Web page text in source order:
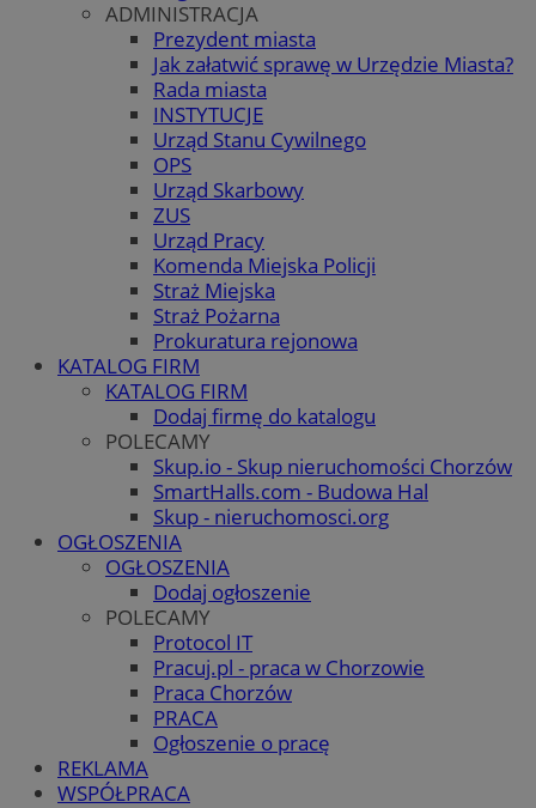
ADMINISTRACJA
Prezydent miasta
Jak załatwić sprawę w Urzędzie Miasta?
Rada miasta
INSTYTUCJE
Urząd Stanu Cywilnego
OPS
Urząd Skarbowy
ZUS
Urząd Pracy
Komenda Miejska Policji
Straż Miejska
Straż Pożarna
Prokuratura rejonowa
KATALOG FIRM
KATALOG FIRM
Dodaj firmę do katalogu
POLECAMY
Skup.io - Skup nieruchomości Chorzów
SmartHalls.com - Budowa Hal
Skup - nieruchomosci.org
OGŁOSZENIA
OGŁOSZENIA
Dodaj ogłoszenie
POLECAMY
Protocol IT
Pracuj.pl - praca w Chorzowie
Praca Chorzów
PRACA
Ogłoszenie o pracę
REKLAMA
WSPÓŁPRACA